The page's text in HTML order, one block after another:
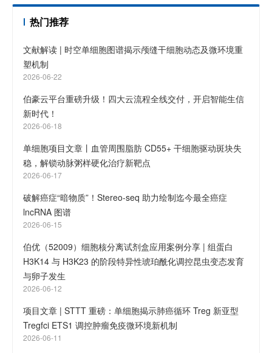
热门推荐
文献解读 | 时空单细胞图谱揭示颅缝干细胞动态及微环境重
塑机制
2026-06-22
伯豪云平台重磅升级！四大云流程全线交付，开启智能生信
新时代！
2026-06-18
单细胞项目文章丨血管周围脂肪 CD55+ 干细胞驱动斑块失
稳，解锁动脉粥样硬化治疗新靶点
2026-06-17
破解癌症“暗物质”！Stereo-seq 助力绘制迄今最全癌症
lncRNA 图谱
2026-06-15
伯优（52009）细胞核分离试剂盒应用案例分享 | 组蛋白
H3K14 与 H3K23 的阶段特异性琥珀酰化调控昆虫变态发育
与卵子发生
2026-06-12
项目文章 | STTT 重磅：单细胞揭示肺癌循环 Treg 新亚型
Tregfci ETS1 调控肿瘤免疫微环境新机制
2026-06-11